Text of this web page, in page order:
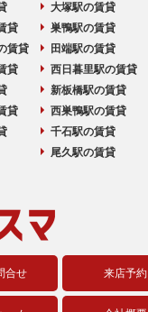
貸
賃貸
貸
貸
大塚駅の賃貸
巣鴨駅の賃貸
田端駅の賃貸
西日暮里駅の賃貸
新板橋駅の賃貸
西巣鴨駅の賃貸
千石駅の賃貸
尾久駅の賃貸
合せ 来店予約